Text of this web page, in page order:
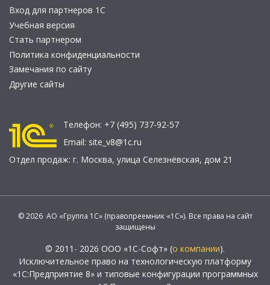
Вход для партнеров 1С
Учебная версия
Стать партнером
Политика конфиденциальности
Замечания по сайту
Другие сайты
Телефон: +7 (495) 737-92-57
Email: site_v8@1c.ru
Отдел продаж: г. Москва, улица Селезнёвская, дом 21
© 2026 АО «Группа 1С» (правопреемник «1С»). Все права на сайт
защищены
© 2011- 2026 ООО «1С-Софт» (о компании).
Исключительное право на технологическую платформу
«1С:Предприятие 8» и типовые конфигурации программных